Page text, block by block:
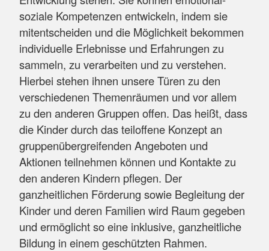
soziale Kompetenzen entwickeln, indem sie
mitentscheiden und die Möglichkeit bekommen
individuelle Erlebnisse und Erfahrungen zu
sammeln, zu verarbeiten und zu verstehen.
Hierbei stehen ihnen unsere Türen zu den
verschiedenen Themenräumen und vor allem
zu den anderen Gruppen offen. Das heißt, dass
die Kinder durch das teiloffene Konzept an
gruppenübergreifenden Angeboten und
Aktionen teilnehmen können und Kontakte zu
den anderen Kindern pflegen. Der
ganzheitlichen Förderung sowie Begleitung der
Kinder und deren Familien wird Raum gegeben
und ermöglicht so eine inklusive, ganzheitliche
Bildung in einem geschützten Rahmen.